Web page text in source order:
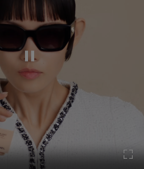
Mettere in pausa il video
al video